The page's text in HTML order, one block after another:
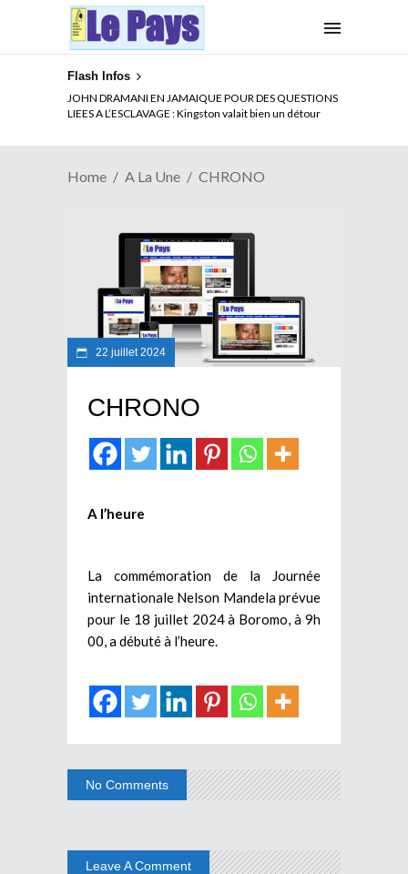
Flash Infos
JOHN DRAMANI EN JAMAIQUE POUR DES QUESTIONS
LIEES A L’ESCLAVAGE : Kingston valait bien un détour
Home A La Une CHRONO
22 juillet 2024
CHRONO
A l’heure
La commémoration de la Journée
internationale Nelson Mandela prévue
pour le 18 juillet 2024 à Boromo, à 9h
00, a débuté à l’heure.
No Comments
Leave A Comment